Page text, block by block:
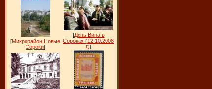
[Микрорайон Новые
Сороки]
[День Вина в
Сороках (12.10.2008
г)]